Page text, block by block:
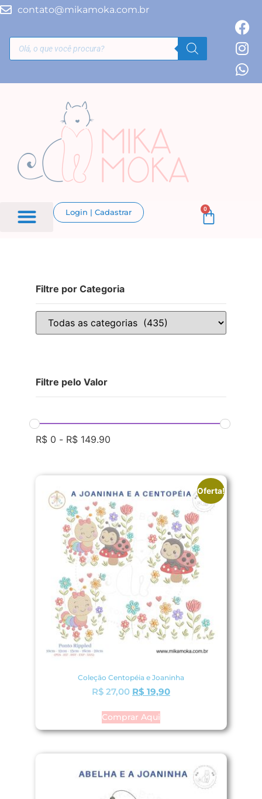
contato@mikamoka.com.br
Login | Cadastrar 0
Filtre por Categoria
Filtre pelo Valor
R$ 0 - R$ 149.90
Oferta!
Coleção Centopéia e Joaninha
R$ 27,00 R$ 19,90
Comprar Aqui